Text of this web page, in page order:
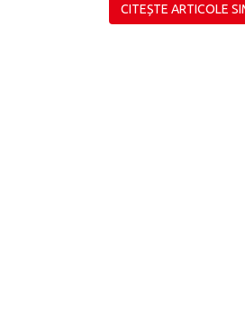
CITEȘTE ARTICOLE